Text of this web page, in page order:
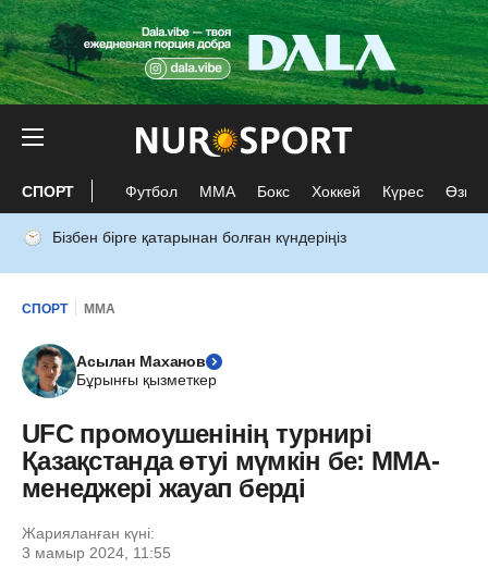
СПОРТ Футбол ММА Бокс Хоккей Күрес Өзге
Бізбен бірге қатарынан болған күндеріңіз
СПОРТ ММА
Асылан Маханов
Бұрынғы қызметкер
UFC промоушенінің турнирі
Қазақстанда өтуі мүмкін бе: MMA-
менеджері жауап берді
Жарияланған күні:
3 мамыр 2024, 11:55